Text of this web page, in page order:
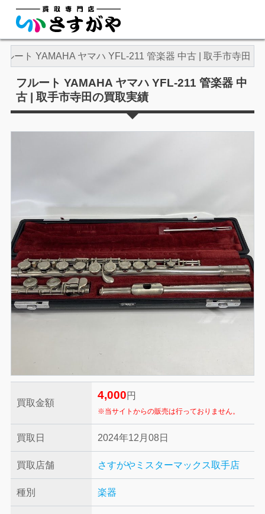
ルート YAMAHA ヤマハ YFL-211 管楽器 中古 | 取手市寺田
フルート YAMAHA ヤマハ YFL-211 管楽器 中
古 | 取手市寺田の買取実績
買取金額
4,000 円
※当サイトからの販売は行っておりません。
買取日 2024年12月08日
買取店舗 さすがやミスターマックス取手店
種別 楽器